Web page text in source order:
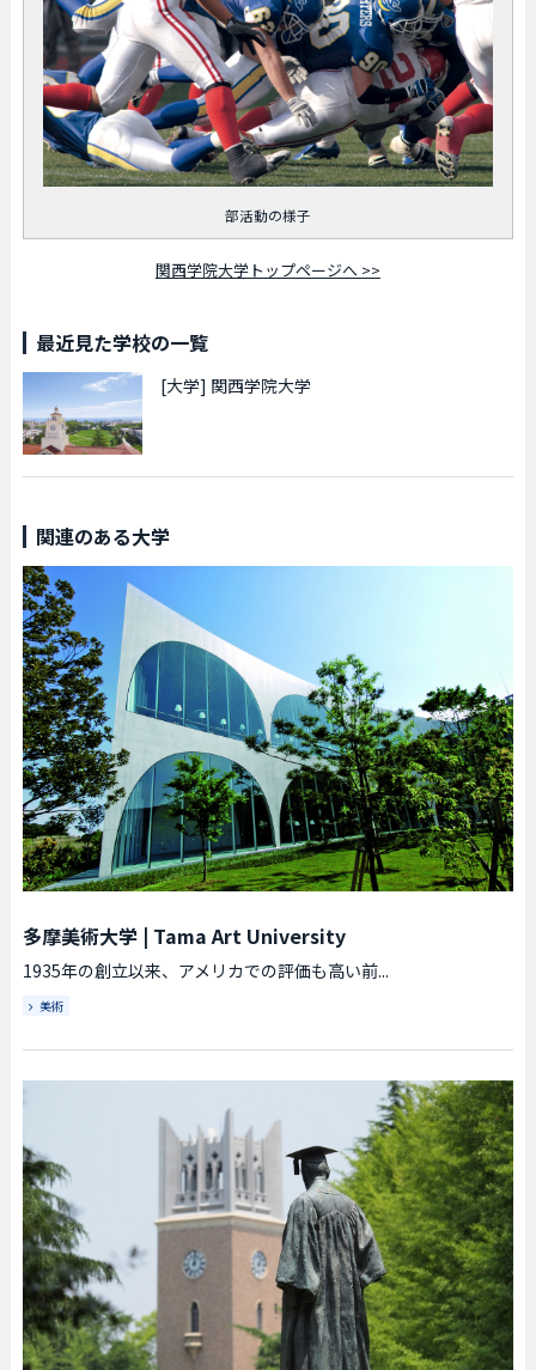
部活動の様子
関西学院大学トップページへ >>
最近見た学校の一覧
[大学] 関西学院大学
関連のある大学
多摩美術大学| Tama Art University
1935年の創立以来、アメリカでの評価も高い前...
美術